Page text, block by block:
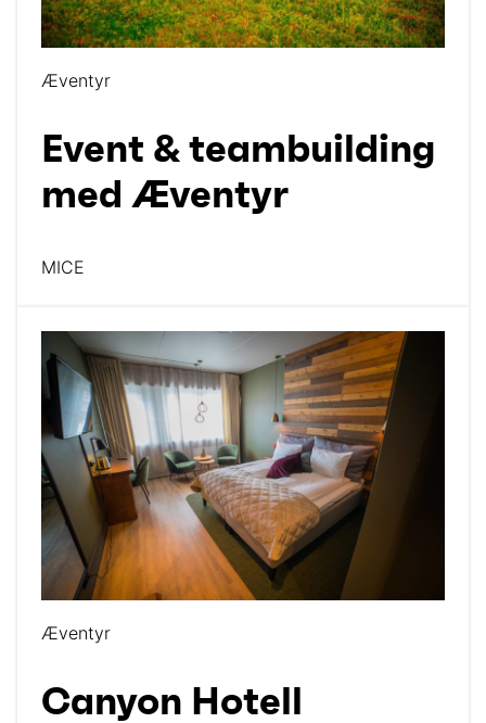
Æventyr
Event & teambuilding
med Æventyr
MICE
Æventyr
Canyon Hotell